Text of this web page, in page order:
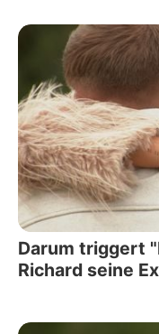
Darum triggert
Richard seine